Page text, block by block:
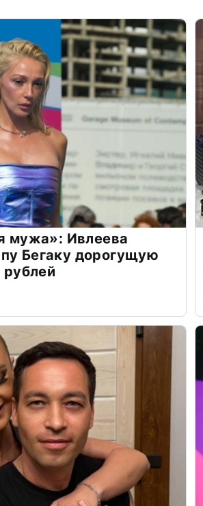
мужа»: Ивлеева
Бегаку дорогущую
рублей